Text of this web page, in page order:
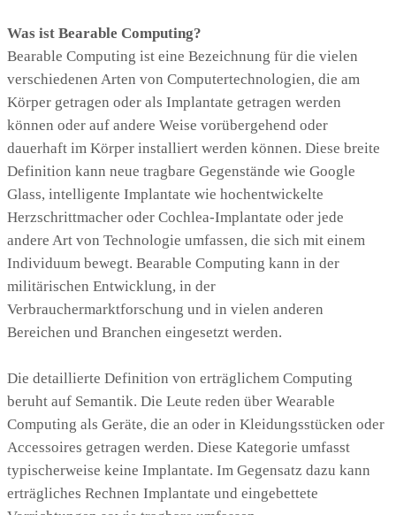
Was ist Bearable Computing?
Bearable Computing ist eine Bezeichnung für die vielen
verschiedenen Arten von Computertechnologien, die am
Körper getragen oder als Implantate getragen werden
können oder auf andere Weise vorübergehend oder
dauerhaft im Körper installiert werden können. Diese breite
Definition kann neue tragbare Gegenstände wie Google
Glass, intelligente Implantate wie hochentwickelte
Herzschrittmacher oder Cochlea-Implantate oder jede
andere Art von Technologie umfassen, die sich mit einem
Individuum bewegt. Bearable Computing kann in der
militärischen Entwicklung, in der
Verbrauchermarktforschung und in vielen anderen
Bereichen und Branchen eingesetzt werden.
Die detaillierte Definition von erträglichem Computing
beruht auf Semantik. Die Leute reden über Wearable
Computing als Geräte, die an oder in Kleidungsstücken oder
Accessoires getragen werden. Diese Kategorie umfasst
typischerweise keine Implantate. Im Gegensatz dazu kann
erträgliches Rechnen Implantate und eingebettete